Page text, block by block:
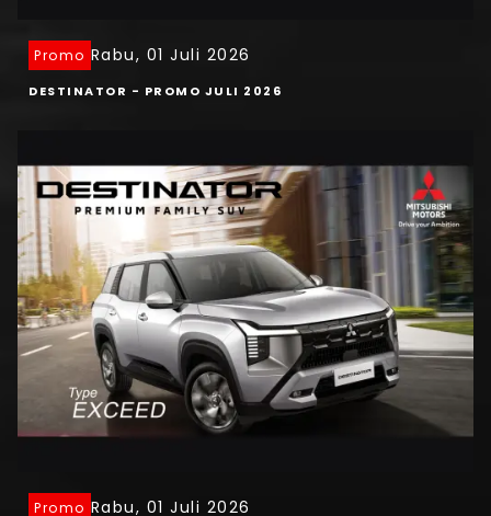
Promo Rabu, 01 Juli 2026
DESTINATOR - PROMO JULI 2026
Promo Rabu, 01 Juli 2026